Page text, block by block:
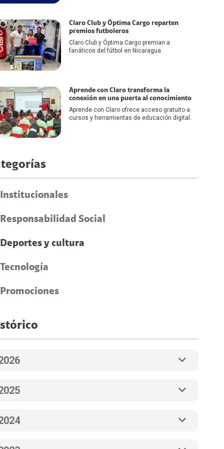
Claro Club y Óptima Cargo reparten
premios futboleros
Claro Club y Óptima Cargo premian a
fanáticos del fútbol en Nicaragua
Aprende con Claro transforma la
conexión en una puerta al conocimiento
Aprende con Claro ofrece acceso gratuito a
cursos y herramientas de educación digital.
Institucionales
Responsabilidad Social
Deportes y cultura
Tecnología
Promociones